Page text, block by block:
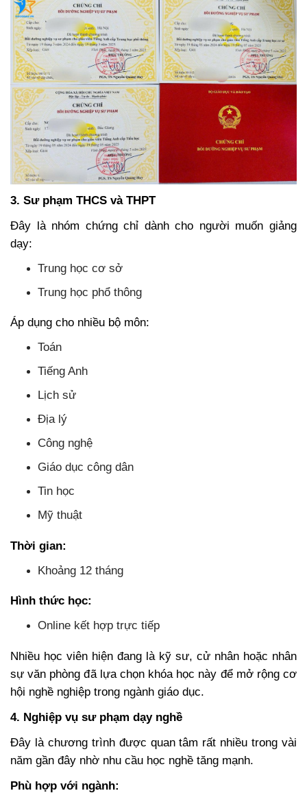
3. Sư phạm THCS và THPT
Đây là nhóm chứng chỉ dành cho người muốn giảng
dạy:
Trung học cơ sở
Trung học phổ thông
Áp dụng cho nhiều bộ môn:
Toán
Tiếng Anh
Lịch sử
Địa lý
Công nghệ
Giáo dục công dân
Tin học
Mỹ thuật
Thời gian:
Khoảng 12 tháng
Hình thức học:
Online kết hợp trực tiếp
Nhiều học viên hiện đang là kỹ sư, cử nhân hoặc nhân
sự văn phòng đã lựa chọn khóa học này để mở rộng cơ
hội nghề nghiệp trong ngành giáo dục.
4. Nghiệp vụ sư phạm dạy nghề
Đây là chương trình được quan tâm rất nhiều trong vài
năm gần đây nhờ nhu cầu học nghề tăng mạnh.
Phù hợp với ngành: